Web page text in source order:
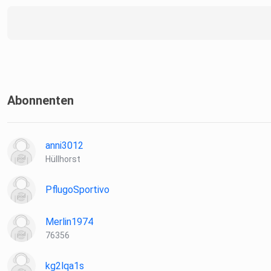
Abonnenten
anni3012
Hüllhorst
PflugoSportivo
Merlin1974
76356
kg2lqa1s